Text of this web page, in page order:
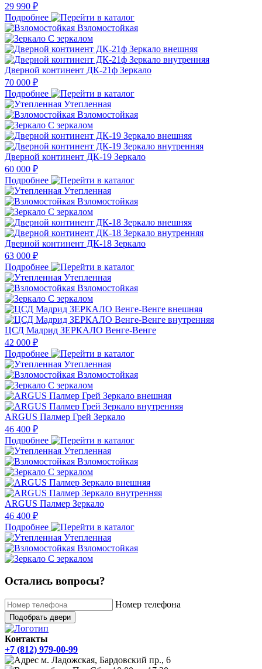
29 990 ₽
Подробнее
Взломостойкая
С зеркалом
Дверной континент ДК-21ф Зеркало
70 000 ₽
Подробнее
Утепленная
Взломостойкая
С зеркалом
Дверной континент ДК-19 Зеркало
60 000 ₽
Подробнее
Утепленная
Взломостойкая
С зеркалом
Дверной континент ДК-18 Зеркало
63 000 ₽
Подробнее
Утепленная
Взломостойкая
С зеркалом
ЦСД Мадрид ЗЕРКАЛО Венге-Венге
42 000 ₽
Подробнее
Утепленная
Взломостойкая
С зеркалом
ARGUS Палмер Грей Зеркало
46 400 ₽
Подробнее
Утепленная
Взломостойкая
С зеркалом
ARGUS Палмер Зеркало
46 400 ₽
Подробнее
Утепленная
Взломостойкая
С зеркалом
Остались вопросы?
Номер телефона
Подобрать двери
Контакты
+7 (812) 979-00-99
м. Ладожская, Бардовский пр., 6